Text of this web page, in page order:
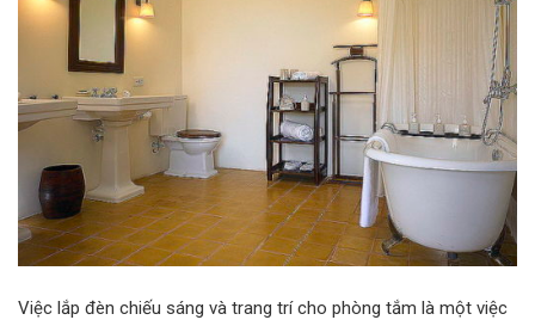
Việc lắp đèn chiếu sáng và trang trí cho phòng tắm là một việc